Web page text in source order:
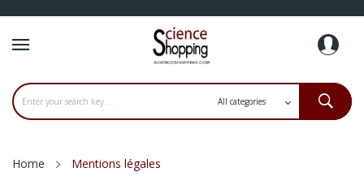
Home Mentions légales